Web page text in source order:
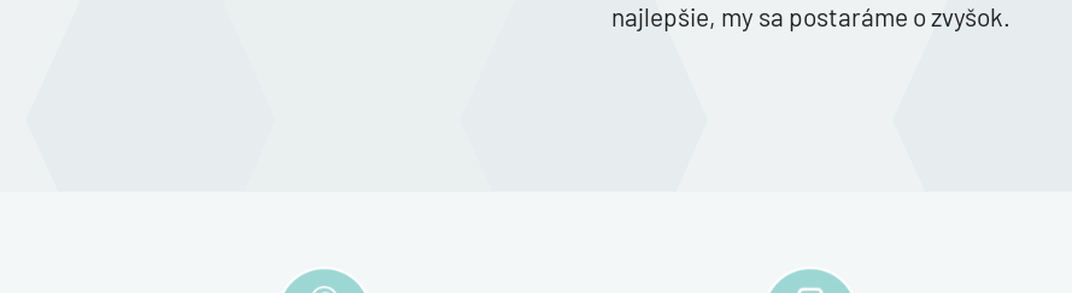
najlepšie, my sa postaráme o zvyšok.